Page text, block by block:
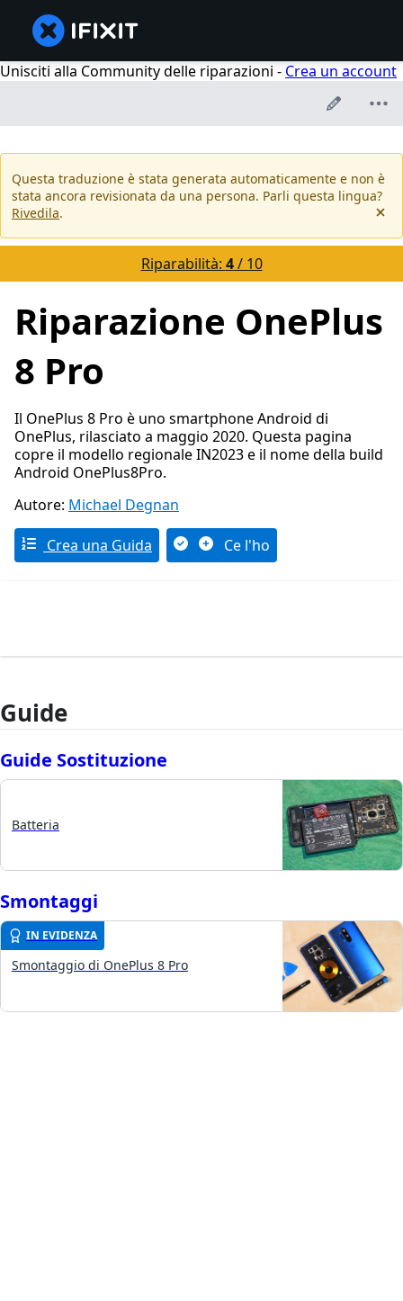
Unisciti alla Community delle riparazioni - Crea un account
Questa traduzione è stata generata automaticamente e non è
stata ancora revisionata da una persona. Parli questa lingua?
Rivedila.
Riparabilità: 4/ 10
Riparazione OnePlus
8 Pro
Il OnePlus 8 Pro è uno smartphone Android di
OnePlus, rilasciato a maggio 2020. Questa pagina
copre il modello regionale IN2023 e il nome della build
Android OnePlus8Pro.
Autore: Michael Degnan
Crea una Guida Ce l'ho
Guide
Guide Sostituzione
Batteria
Smontaggi
IN EVIDENZA
Smontaggio di OnePlus 8 Pro